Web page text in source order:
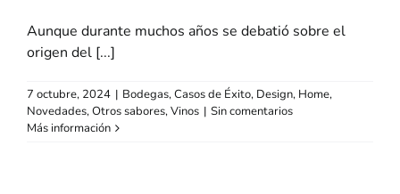
Aunque durante muchos años se debatió sobre el
origen del [...]
7 octubre, 2024 | Bodegas,Casos de Éxito, Design, Home,
Novedades,Otros sabores,Vinos | Sin comentarios
Más información